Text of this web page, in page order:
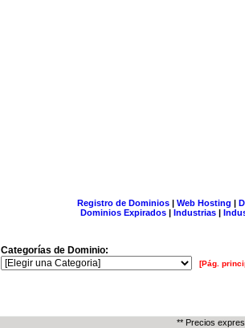
Registro de Dominios| Web Hosting |
Dominios Expirados | Industrias |
Categorías de Dominio:
[Pág.
** Precios